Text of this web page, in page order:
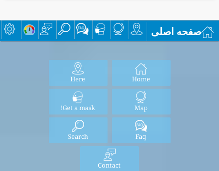
صفحه اصلی
Home
Here
Map
Get a mask!
Faq
Search
Contact